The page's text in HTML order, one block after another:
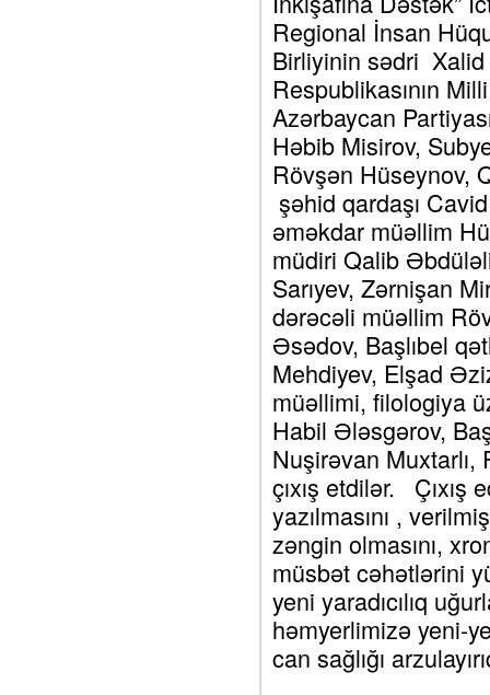
Regional İnsan
Birliyinin sədri Xalid
Respublikasının
Azərbaycan
Həbib Misirov,
Rövşən Hüseynov,
şəhid qardaşı
əməkdar müəllim
müdiri Qalib
Sarıyev, Zərnişan
dərəcəli müəllim
Əsədov, Başlıbel
Mehdiyev, Elşad
müəllimi, filologiya
Habil Ələsgərov,
Nuşirəvan
çıxış etdilər. Çıxış
yazılmasını ,
zəngin olmasını,
müsbət cəhətlərini
yeni yaradıcılıq
həmyerlimizə yeni-
can sağlığı